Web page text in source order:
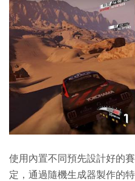
使用內置不同預先設計好的
定，通過隨機生成器製作的